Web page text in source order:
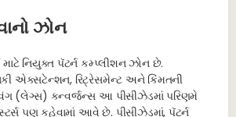
ઝોન
માટે નિયુક્ત પૅટર્ન કમ્પ્લીશન ઝોન છે.
એક્સટેન્શન, રિટ્રેસમેન્ટ અને કિંમતની
(લેગ્સ) કન્વર્જન્સ આ પીસીઝેડમાં પરિણમે
પણ કહેવામાં આવે છે. પીસીઝેડમાં, પૅટર્ન